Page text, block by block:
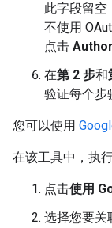
此字段留空
不使用
点击
在第 2 步和
验证每个步
您可以使用
在该工具中，执
点击使用
选择您要关